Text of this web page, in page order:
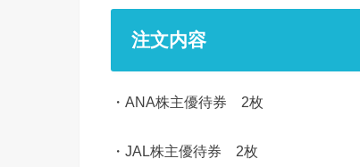
注文内容
・ANA株主優待券 2枚
・JAL株主優待券 2枚